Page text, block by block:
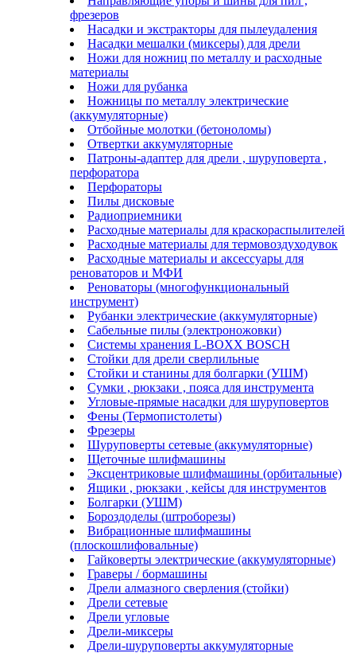
фрезеров
Насадки и экстракторы для пылеудаления
Насадки мешалки (миксеры) для дрели
Ножи для ножниц по металлу и расходные
материалы
Ножи для рубанка
Ножницы по металлу электрические
(аккумуляторные)
Отбойные молотки (бетоноломы)
Отвертки аккумуляторные
Патроны-адаптер для дрели , шуруповерта ,
перфоратора
Перфораторы
Пилы дисковые
Радиоприемники
Расходные материалы для краскораспылителей
Расходные материалы для термовоздуходувок
Расходные материалы и аксессуары для
реноваторов и МФИ
Реноваторы (многофункциональный
инструмент)
Рубанки электрические (аккумуляторные)
Сабельные пилы (электроножовки)
Системы хранения L-BOXX BOSCH
Стойки для дрели сверлильные
Стойки и станины для болгарки (УШМ)
Сумки , рюкзаки , пояса для инструмента
Угловые-прямые насадки для шуруповертов
Фены (Термопистолеты)
Фрезеры
Шуруповерты сетевые (аккумуляторные)
Щеточные шлифмашины
Эксцентриковые шлифмашины (орбитальные)
Ящики , рюкзаки , кейсы для инструментов
Болгарки (УШМ)
Бороздоделы (штроборезы)
Вибрационные шлифмашины
(плоскошлифовальные)
Гайковерты электрические (аккумуляторные)
Граверы / бормашины
Дрели алмазного сверления (стойки)
Дрели сетевые
Дрели угловые
Дрели-миксеры
Дрели-шуруповерты аккумуляторные